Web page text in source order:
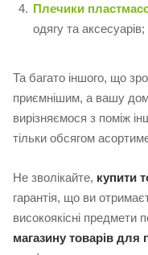
Плечики
одягу та аксесуарів;
Та багато іншого, що
приємнішим, а вашу
вирізняємося з поміж
тільки обсягом
Не зволікайте, купити
гарантія, що ви
високоякісні предмети
магазину товарів для